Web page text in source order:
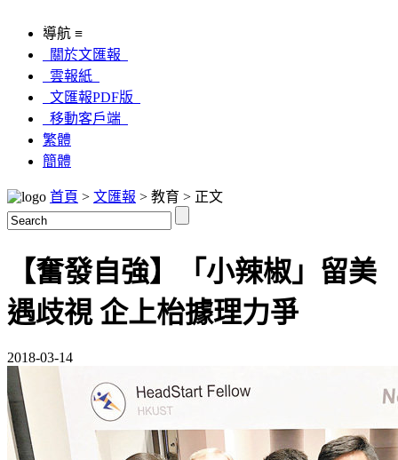
導航 ≡
關於文匯報
雲報紙
文匯報PDF版
移動客戶端
繁體
簡體
首頁 > 文匯報 > 教育 > 正文
【奮發自強】「小辣椒」留美
遇歧視 企上枱據理力爭
2018-03-14